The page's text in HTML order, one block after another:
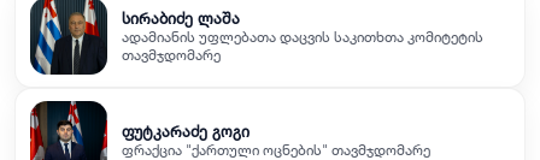
სირაბიძე ლაშა
ადამიანის უფლებათა დაცვის საკითხთა კომიტეტის
თავმჯდომარე
ფუტკარაძე გოგი
ფრაქცია "ქართული ოცნების" თავმჯდომარე